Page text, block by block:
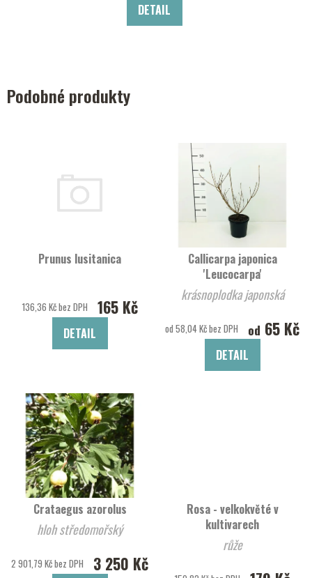
DETAIL
Podobné produkty
Prunus lusitanica
136,36 Kč bez DPH 165 Kč
DETAIL
Callicarpa japonica
'Leucocarpa'
krásnoplodka japonská
od 58,04 Kč bez DPH od 65 Kč
DETAIL
Crataegus azorolus
hloh středomořský
2 901,79 Kč bez DPH 3 250 Kč
Rosa - velkokvěté v
kultivarech
růže